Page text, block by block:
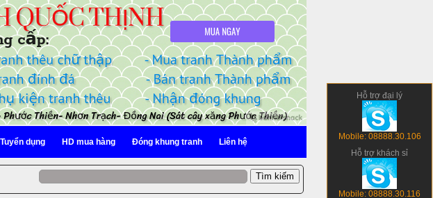
Tuyển dụng HD mua hàng Đóng khung tranh Liên hệ
Hỗ trợ đại lý
Mobile: 08888.30.106
Hỗ trợ khách sỉ
Mobile: 08888.30.116